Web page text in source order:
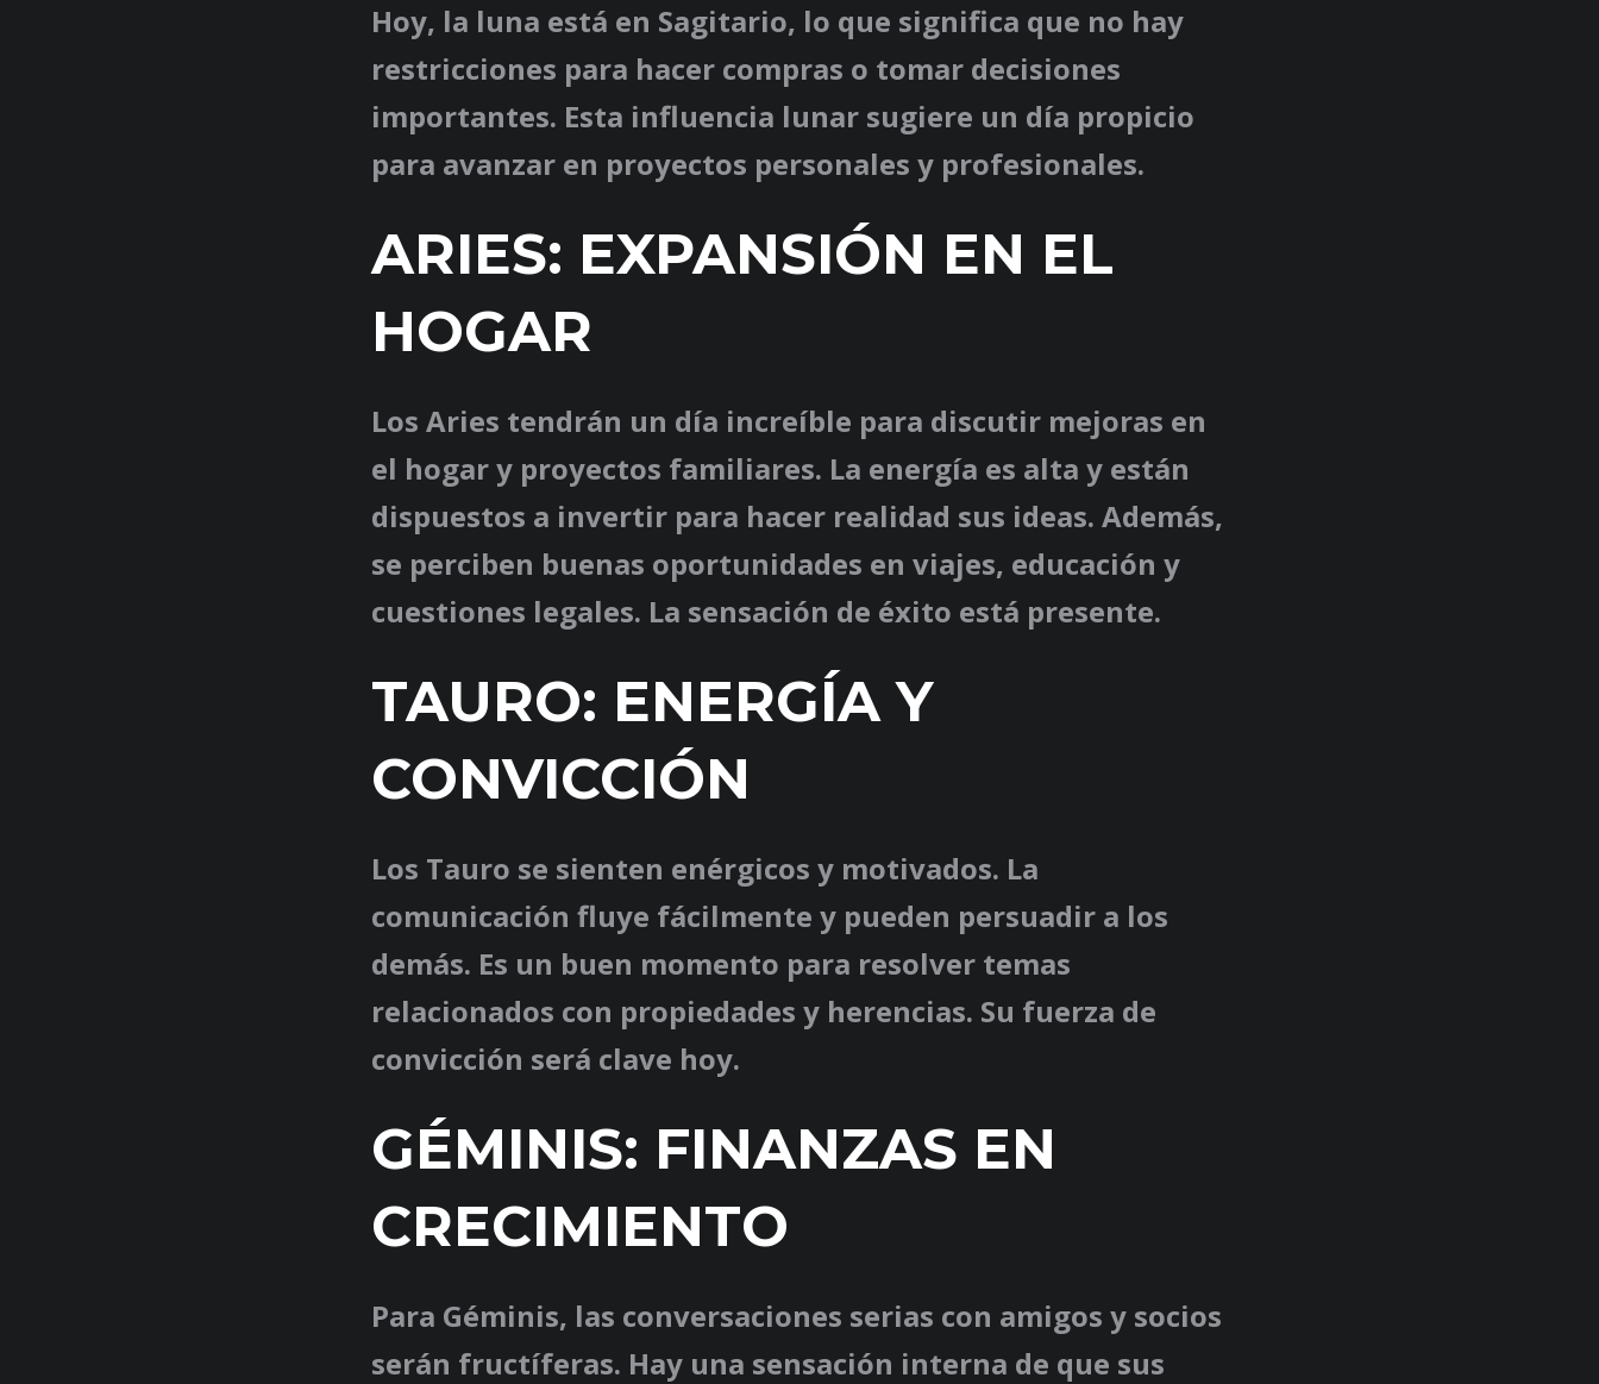
Hoy, la luna está en Sagitario, lo que significa que no hay
restricciones para hacer compras o tomar decisiones
importantes. Esta influencia lunar sugiere un día propicio
para avanzar en proyectos personales y profesionales.
ARIES: EXPANSIÓN EN EL
HOGAR
Los Aries tendrán un día increíble para discutir mejoras en
el hogar y proyectos familiares. La energía es alta y están
dispuestos a invertir para hacer realidad sus ideas. Además,
se perciben buenas oportunidades en viajes, educación y
cuestiones legales. La sensación de éxito está presente.
TAURO: ENERGÍA Y
CONVICCIÓN
Los Tauro se sienten enérgicos y motivados. La
comunicación fluye fácilmente y pueden persuadir a los
demás. Es un buen momento para resolver temas
relacionados con propiedades y herencias. Su fuerza de
convicción será clave hoy.
GÉMINIS: FINANZAS EN
CRECIMIENTO
Para Géminis, las conversaciones serias con amigos y socios
serán fructíferas. Hay una sensación interna de que sus